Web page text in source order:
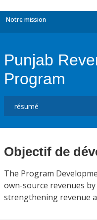
Notre mission
Punjab
Program
Objectif de
The Program
own-source revenues
strengthening revenue